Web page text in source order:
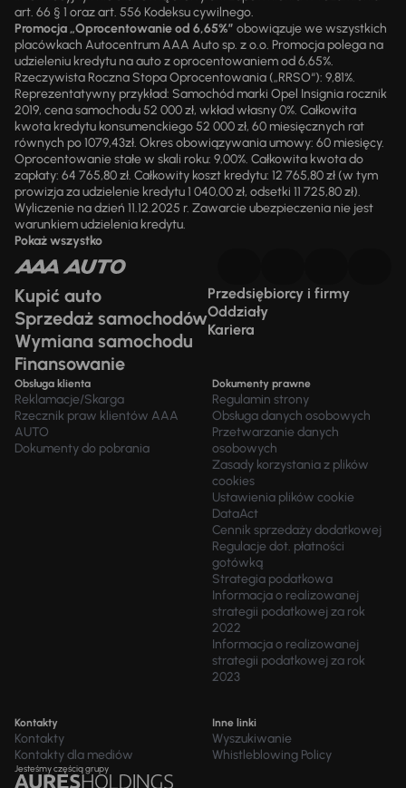
art. 66 § 1 oraz art. 556 Kodeksu cywilnego.
Promocja „Oprocentowanie od 6,65%” obowiązuje we wszystkich
placówkach Autocentrum AAA Auto sp. z o.o. Promocja polega na
udzieleniu kredytu na auto z oprocentowaniem od 6,65%.
Rzeczywista Roczna Stopa Oprocentowania („RRSO“): 9,81%.
Reprezentatywny przykład: Samochód marki Opel Insignia rocznik
2019, cena samochodu 52 000 zł, wkład własny 0%. Całkowita
kwota kredytu konsumenckiego 52 000 zł, 60 miesięcznych rat
równych po 1079,43zł. Okres obowiązywania umowy: 60 miesięcy.
Oprocentowanie stałe w skali roku: 9,00%. Całkowita kwota do
zapłaty: 64 765,80 zł. Całkowity koszt kredytu: 12 765,80 zł (w tym
prowizja za udzielenie kredytu 1 040,00 zł, odsetki 11 725,80 zł).
Wyliczenie na dzień 11.12.2025 r. Zawarcie ubezpieczenia nie jest
warunkiem udzielenia kredytu.
Pokaż wszystko
Kupić auto
Sprzedaż samochodów
Wymiana samochodu
Finansowanie
Przedsiębiorcy i firmy
Oddziały
Kariera
Obsługa klienta
Reklamacje/Skarga
Rzecznik praw klientów AAA
AUTO
Dokumenty do pobrania
Dokumenty prawne
Regulamin strony
Obsługa danych osobowych
Przetwarzanie danych
osobowych
Zasady korzystania z plików
cookies
Ustawienia plików cookie
DataAct
Cennik sprzedaży dodatkowej
Regulacje dot. płatności
gotówką
Strategia podatkowa
Informacja o realizowanej
strategii podatkowej za rok
2022
Informacja o realizowanej
strategii podatkowej za rok
2023
Kontakty
Kontakty
Kontakty dla mediów
Inne linki
Wyszukiwanie
Whistleblowing Policy
Jesteśmy częścią grupy